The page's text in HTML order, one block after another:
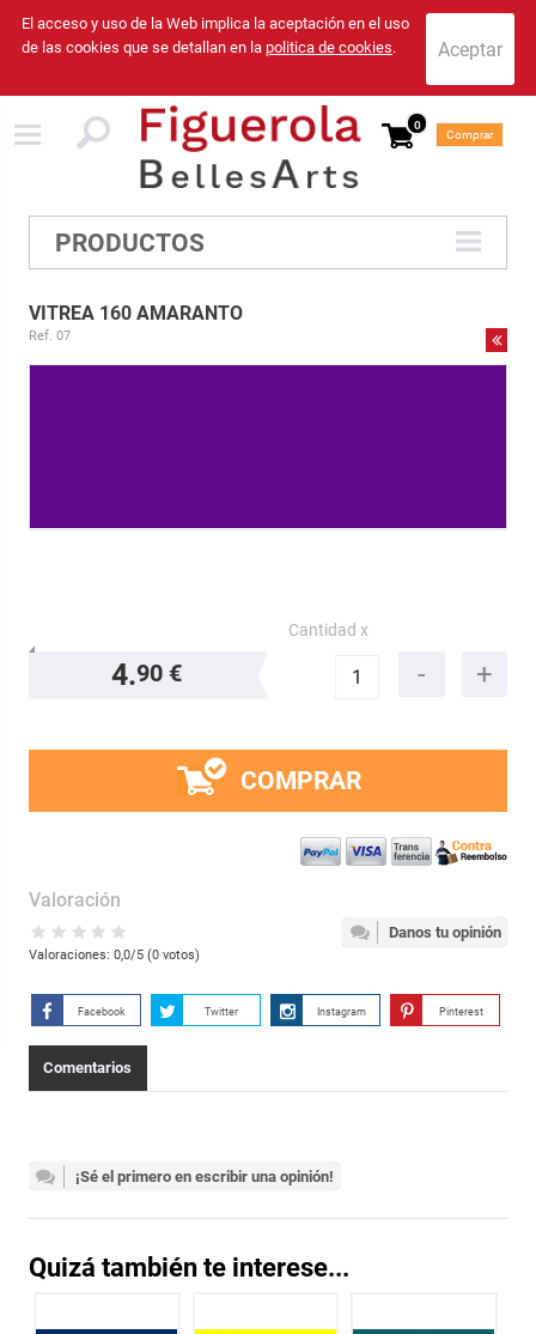
El acceso y uso de la Web implica la aceptación en el uso
de las cookies que se detallan en la politica de cookies.
0
Comprar
PRODUCTOS
VITREA 160 AMARANTO
Ref. 07
4.90 €
Cantidad x
COMPRAR
Danos tu opinión
Valoración
Valoraciones: 0,0/5 (0votos)
Facebook Twitter Instagram Pinterest
Comentarios
¡Sé el primero en escribir una opinión!
Quizá también te interese...